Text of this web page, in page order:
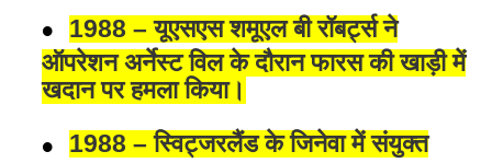
1988 – यूएसएस शमूएल बी रॉबर्ट्स ने
ऑपरेशन अर्नेस्ट विल के दौरान फारस की खाड़ी में
खदान पर हमला किया।
1988 – स्विट्जरलैंड के जिनेवा में संयुक्त